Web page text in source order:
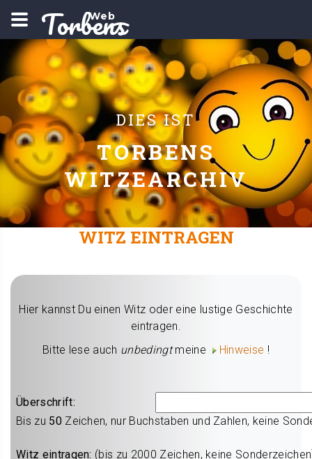
Torbens
Web
DIES IST
TORBENS
WITZEARCHIV
WITZ EINTRAGEN
Hier kannst Du einen Witz oder eine lustige Geschichte
eintragen.
Bitte lese auch unbedingtmeine Hinweise !
Überschrift:
Bis zu 50Zeichen, nur Buchstaben und Zahlen, keine
Witz eintragen: (bis zu 2000 Zeichen, keine